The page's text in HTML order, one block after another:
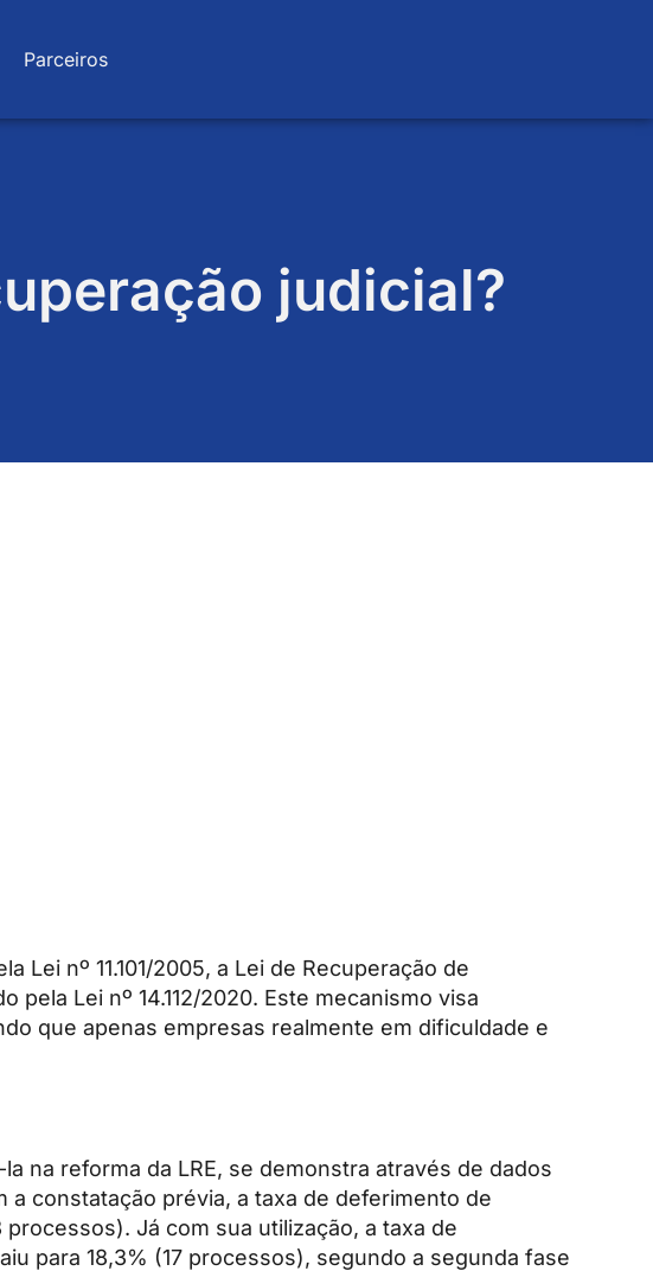
Parceiros
judicial?
nº 11.101/2005, a Lei de Recuperação de
Lei nº 14.112/2020. Este mecanismo visa
que apenas empresas realmente em dificuldade e
na reforma da LRE, se demonstra através de dados
constatação prévia, a taxa de deferimento de
Já com sua utilização, a taxa de
para 18,3% (17 processos), segundo a segunda fase